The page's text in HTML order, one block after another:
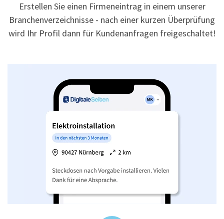
Erstellen Sie einen Firmeneintrag in einem unserer
Branchenverzeichnisse - nach einer kurzen Überprüfung
wird Ihr Profil dann für Kundenanfragen freigeschaltet!